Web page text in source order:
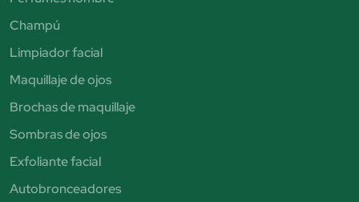
Champú
Limpiador facial
Maquillaje de ojos
Brochas de maquillaje
Sombras de ojos
Exfoliante facial
Autobronceadores